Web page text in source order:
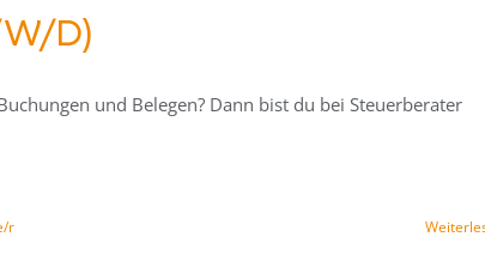
W/D)
und Belegen? Dann bist du bei Steuerberater
r